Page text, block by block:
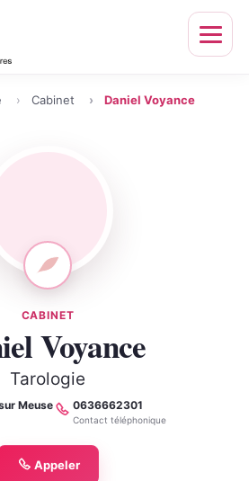
Ouvrir
Cabinet Daniel Voyance
CABINET
Voyance
Tarologie
Meuse Téléphone
0636662301
Contact téléphonique
Appeler